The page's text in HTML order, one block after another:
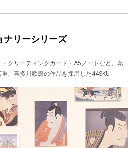
ナリーシリーズ
グリーティングカード・A5ノートなど、葛
、喜多川歌麿の作品を採用した44SKU